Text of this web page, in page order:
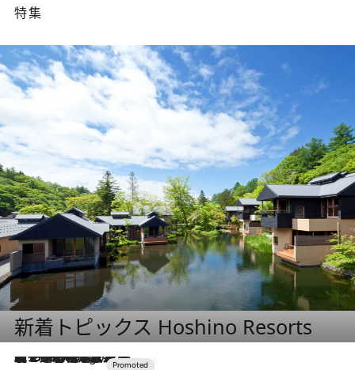
特集
新着トピックス Hoshino Resorts
2 Hours Ago
【トンボの足水浴】ヒノキの香りに包まれて涼感マックス！約13℃の湧水かけ流しを避暑地「星野温泉 トンボの湯」で体験